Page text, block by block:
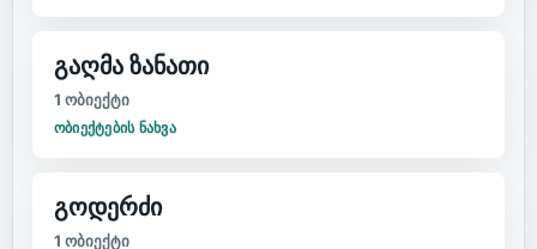
გაღმა ზანათი
1 ობიექტი
ᲝᲑᲘᲔᲥᲢᲔᲑᲘᲡ ᲜᲐᲮᲕᲐ
გოდერძი
1 ობიექტი